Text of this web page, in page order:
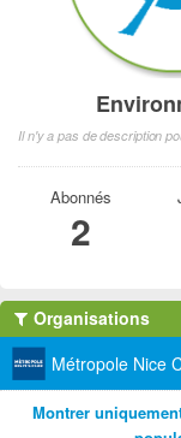
Il n'y a pas de description
Abonnés
2
Organisations
Métropole Nice
Montrer